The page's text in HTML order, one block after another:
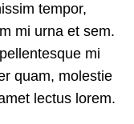
tempor,
mi urna et sem.
mi
quam, molestie
lectus lorem.